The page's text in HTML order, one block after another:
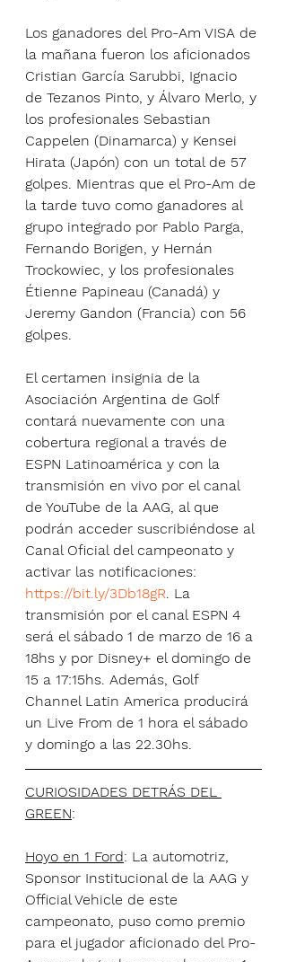
Los ganadores del Pro-Am VISA de
la mañana fueron los aficionados
Cristian García Sarubbi, Ignacio
de Tezanos Pinto, y Álvaro Merlo, y
los profesionales Sebastian
Cappelen (Dinamarca) y Kensei
Hirata (Japón) con un total de 57
golpes. Mientras que el Pro-Am de
la tarde tuvo como ganadores al
grupo integrado por Pablo Parga,
Fernando Borigen, y Hernán
Trockowiec, y los profesionales
Étienne Papineau (Canadá) y
Jeremy Gandon (Francia) con 56
golpes.
El certamen insignia de la
Asociación Argentina de Golf
contará nuevamente con una
cobertura regional a través de
ESPN Latinoamérica y con la
transmisión en vivo por el canal
de YouTube de la AAG, al que
podrán acceder suscribiéndose al
Canal Oficial del campeonato y
activar las notificaciones:
https://bit.ly/3Db18gR. La
transmisión por el canal ESPN 4
será el sábado 1 de marzo de 16 a
18hs y por Disney+ el domingo de
15 a 17:15hs. Además, Golf
Channel Latin America producirá
un Live From de 1 hora el sábado
y domingo a las 22.30hs.
CURIOSIDADES DETRÁS DEL
GREEN:
Hoyo en 1 Ford: La automotriz,
Sponsor Institucional de la AAG y
Official Vehicle de este
campeonato, puso como premio
para el jugador aficionado del Pro-